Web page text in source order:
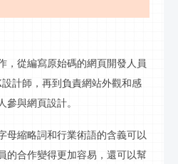
，從編寫原始碼的網頁開發人員
計師，再到負責網站外觀和感
參與網頁設計。
母縮略詞和行業術語的含義可以
的合作變得更加容易，還可以幫